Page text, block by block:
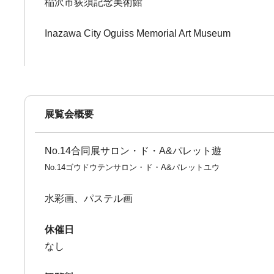
稲沢市荻須記念美術館
Inazawa City Oguiss Memorial Art Museum
展覧会概要
No.14合同展サロン・ド・A&パレット遊
No.14ゴウドウテンサロン・ド・A&パレットユウ
水彩画、パステル画
休催日
なし